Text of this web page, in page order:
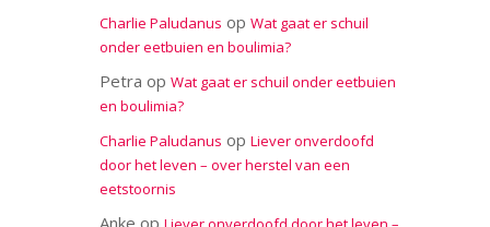
Charlie Paludanus op Wat gaat er schuil
onder eetbuien en boulimia?
Petra op Wat gaat er schuil onder eetbuien
en boulimia?
Charlie Paludanus op Liever onverdoofd
door het leven – over herstel van een
eetstoornis